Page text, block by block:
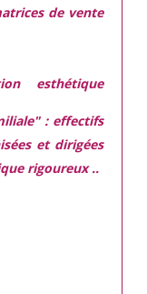
de vente
esthétique
: effectifs
et dirigées
rigoureux ..